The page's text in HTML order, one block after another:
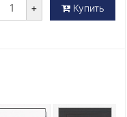
+ Купить